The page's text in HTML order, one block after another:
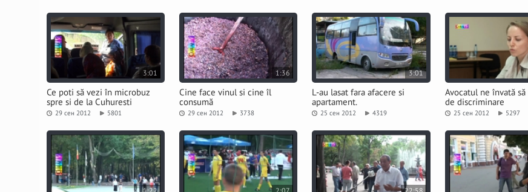
3:01
Ce poti să vezi în microbuz
spre si de la Cuhuresti
29 сен 2012 5801
1:36
Cine face vinul si cine îl
consumă
29 сен 2012 3738
3:01
L-au lasat fara afacere si
apartament.
25 сен 2012 4319
Avocatul ne învată
de discriminare
25 сен 2012 5297